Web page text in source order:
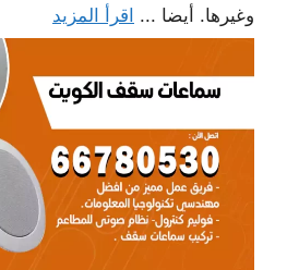
وغيرها. أيضا ... اقرأ المزيد